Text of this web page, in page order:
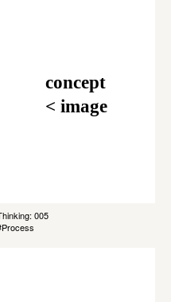
concept
< image
005